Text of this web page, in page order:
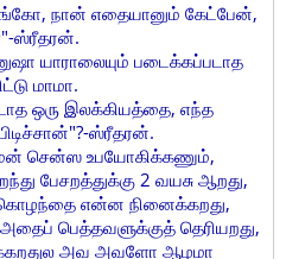
நான் எதையானும் கேட்பேன்,
ஸ்ரீதரன்.
யாராலையும் படைக்கப்படாத
மாமா.
ஒரு இலக்கியத்தை, எந்த
ஸ்ரீதரன்.
சென்ஸ உபயோகிக்கணும்,
பேசறத்துக்கு 2 வயசு ஆறது,
என்ன நினைக்கறது,
பெத்தவளுக்குத் தெரியறது,
அவ அவளோ ஆழமா